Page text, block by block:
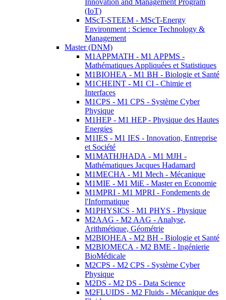
Innovation and Management Program
(IoT)
MScT-STEEM - MScT-Energy
Environment : Science Technology &
Management
Master (DNM)
M1APPMATH - M1 APPMS -
Mathématiques Appliquées et Statistiques
M1BIOHEA - M1 BH - Biologie et Santé
M1CHEINT - M1 CI - Chimie et
Interfaces
M1CPS - M1 CPS - Système Cyber
Physique
M1HEP - M1 HEP - Physique des Hautes
Energies
M1IES - M1 IES - Innovation, Entreprise
et Société
M1MATHJHADA - M1 MJH -
Mathématiques Jacques Hadamard
M1MECHA - M1 Mech - Mécanique
M1MIE - M1 MiE - Master en Economie
M1MPRI - M1 MPRI - Fondements de
l'Informatique
M1PHYSICS - M1 PHYS - Physique
M2AAG - M2 AAG - Analyse,
Arithmétique, Géométrie
M2BIOHEA - M2 BH - Biologie et Santé
M2BIOMECA - M2 BME - Ingénierie
BioMédicale
M2CPS - M2 CPS - Système Cyber
Physique
M2DS - M2 DS - Data Science
M2FLUIDS - M2 Fluids - Mécanique des